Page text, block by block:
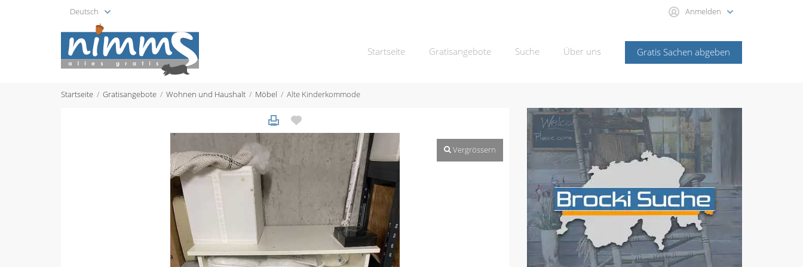
Deutsch Anmelden
Gratis Sachen abgeben
Startseite Gratisangebote Suche Über uns
Startseite Gratisangebote Wohnen und Haushalt Möbel Alte Kinderkommode
Vergrössern